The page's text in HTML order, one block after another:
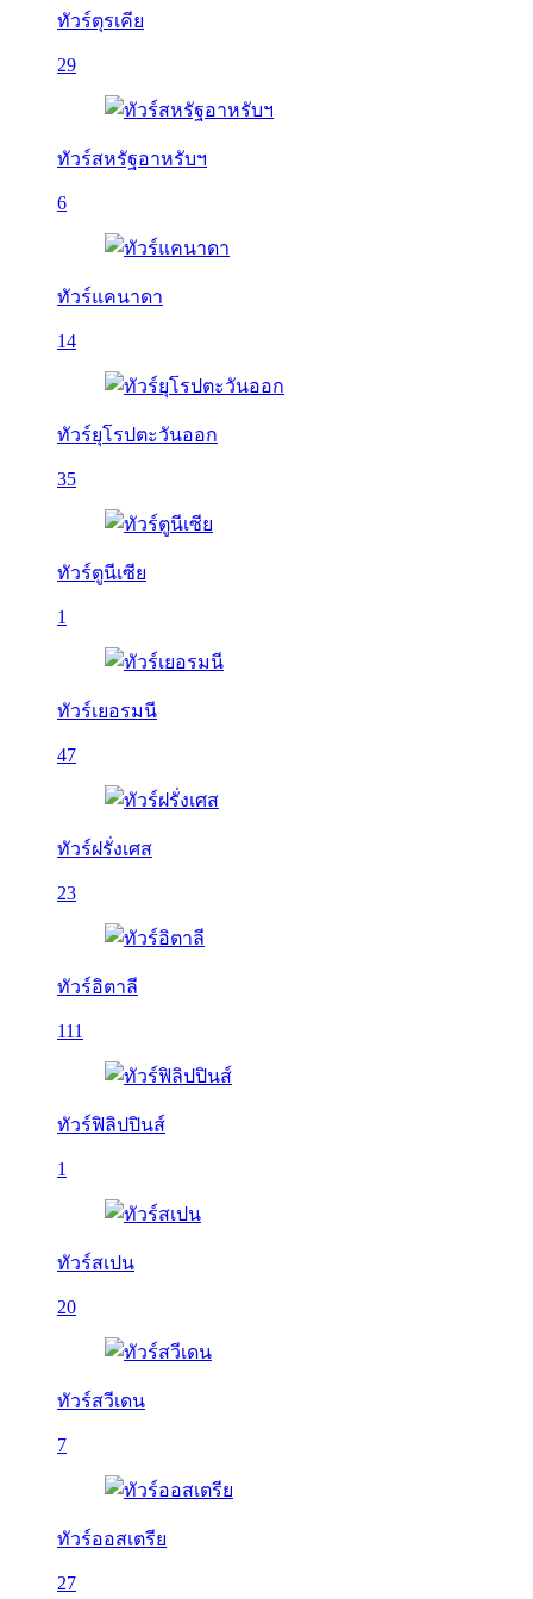
ทัวร์ตุรเคีย
29
ทัวร์สหรัฐอาหรับฯ
6
ทัวร์แคนาดา
14
ทัวร์ยุโรปตะวันออก
35
ทัวร์ตูนีเซีย
1
ทัวร์เยอรมนี
47
ทัวร์ฝรั่งเศส
23
ทัวร์อิตาลี
111
ทัวร์ฟิลิปปินส์
1
ทัวร์สเปน
20
ทัวร์สวีเดน
7
ทัวร์ออสเตรีย
27